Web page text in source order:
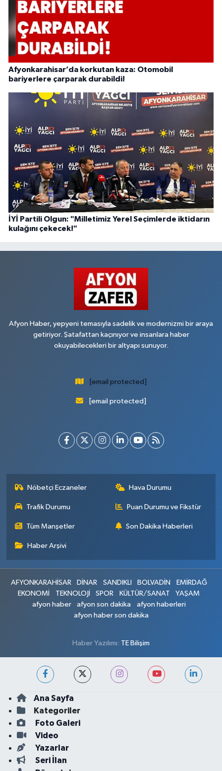
Afyonkarahisar’da korkutan kaza: Otomobil
bariyerlere çarparak durabildi!
İYİ Partili Olgun: "Milletimiz Yerel Seçimlerde iktidarın
kulağını çekecek!"
Afyon Haber, yepyeni temasıyla sadelik ve modernizmi bir araya
getiriyor. Şatafattan kaçınıyor ve insanlara haber
okuyabilecekleri bir altyapı sunuyor.
[email protected]
[email protected]
Nöbetçi Eczaneler Hava Durumu
Trafik Durumu Puan Durumu ve Fikstür
Tüm Manşetler Son Dakika Haberleri
Haber Arşivi
AFYONKARAHİSAR DİNAR SANDIKLI BOLVADİN
EMİRDAĞ
EKONOMİ
TEKNOLOJİ SPOR KÜLTÜR/SANAT
YAŞAM
afyon haber
afyon son dakika
afyon haberleri
afyon haber son dakika
Haber Yazılımı: TE Bilişim
Ana Sayfa
Kategoriler
Foto Galeri
Video
Yazarlar
Seri İlan